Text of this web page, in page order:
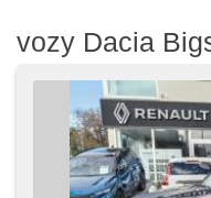
vozy Dacia